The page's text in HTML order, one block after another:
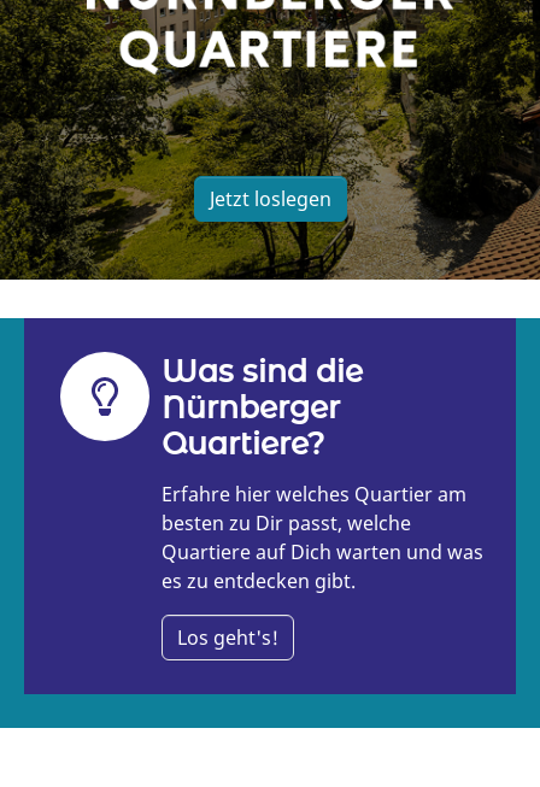
Jetzt loslegen
Was sind die
Nürnberger
Quartiere?
Erfahre hier welches Quartier am
besten zu Dir passt, welche
Quartiere auf Dich warten und was
es zu entdecken gibt.
Los geht's!